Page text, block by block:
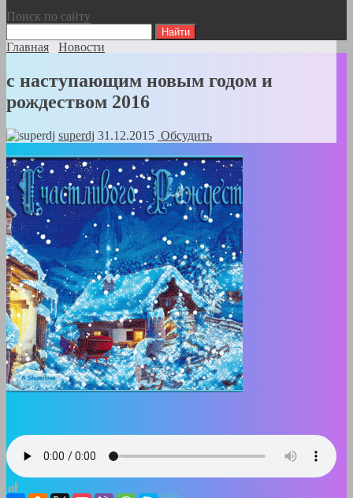
Поиск по сайту
Главная Новости
с наступающим новым годом и
рождеством 2016
superdj 31.12.2015 Обсудить